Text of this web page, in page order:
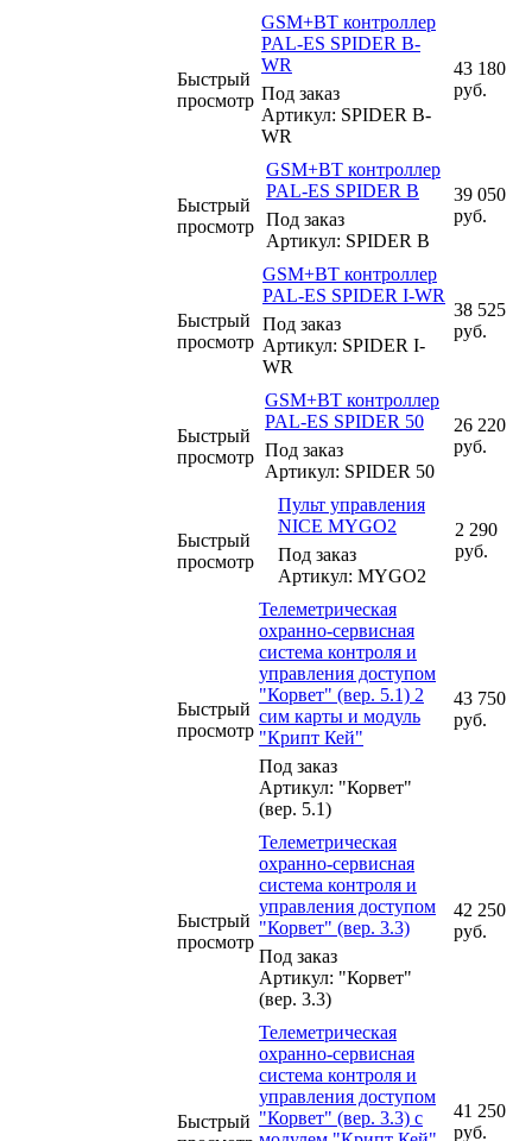
Быстрый
просмотр
GSM+BT контроллер
PAL-ES SPIDER B-
WR
Под заказ
Артикул: SPIDER B-
WR
43 180
руб.
Быстрый
просмотр
GSM+BT контроллер
PAL-ES SPIDER B
Под заказ
Артикул: SPIDER B
39 050
руб.
Быстрый
просмотр
GSM+BT контроллер
PAL-ES SPIDER I-WR
Под заказ
Артикул: SPIDER I-
WR
38 525
руб.
Быстрый
просмотр
GSM+BT контроллер
PAL-ES SPIDER 50
Под заказ
Артикул: SPIDER 50
26 220
руб.
Быстрый
просмотр
Пульт управления
NICE MYGO2
Под заказ
Артикул: MYGO2
2 290
руб.
Быстрый
просмотр
Телеметрическая
охранно-сервисная
система контроля и
управления доступом
"Корвет" (вер. 5.1) 2
сим карты и модуль
"Крипт Кей"
Под заказ
Артикул: "Корвет"
(вер. 5.1)
43 750
руб.
Быстрый
просмотр
Телеметрическая
охранно-сервисная
система контроля и
управления доступом
"Корвет" (вер. 3.3)
Под заказ
Артикул: "Корвет"
(вер. 3.3)
42 250
руб.
Быстрый
Телеметрическая
охранно-сервисная
система контроля и
управления доступом
"Корвет" (вер. 3.3) c
41 250
руб.